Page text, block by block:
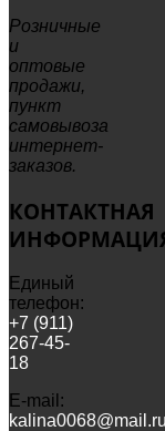
Розничные
и
оптовые
продажи,
пункт
самовывоза
интернет-
заказов.
КОНТАКТНАЯ
Единый
телефон:
+7 (911)
267-45-
18
Е-mail:
kalina0068@mail.ru